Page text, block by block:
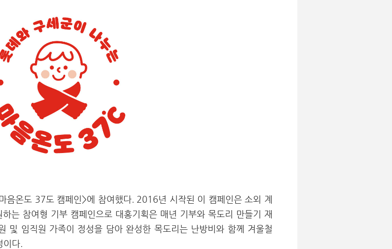
음온도 37도 캠페인>에 참여했다. 2016년 시작된 이 캠페인은 소외 계
는 참여형 기부 캠페인으로 대홍기획은 매년 기부와 목도리 만들기 재
및 임직원 가족이 정성을 담아 완성한 목도리는 난방비와 함께 겨울철
이다.